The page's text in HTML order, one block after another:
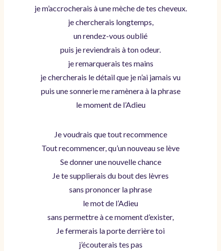
je m’accrocherais à une mèche de tes cheveux.
je chercherais longtemps,
un rendez-vous oublié
puis je reviendrais à ton odeur.
je remarquerais tes mains
je chercherais le détail que je n’ai jamais vu
puis une sonnerie me ramènera à la phrase
le moment de l’Adieu
Je voudrais que tout recommence
Tout recommencer, qu’un nouveau se lève
Se donner une nouvelle chance
Je te supplierais du bout des lèvres
sans prononcer la phrase
le mot de l’Adieu
sans permettre à ce moment d’exister,
Je fermerais la porte derrière toi
j’écouterais tes pas